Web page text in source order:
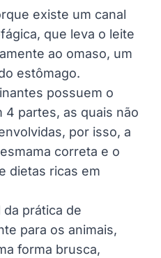
existe um canal
que leva o leite
ao omaso, um
estômago.
possuem o
4 partes, as quais não
por isso, a
correta e o
dietas ricas em
prática de
para os animais,
forma brusca,